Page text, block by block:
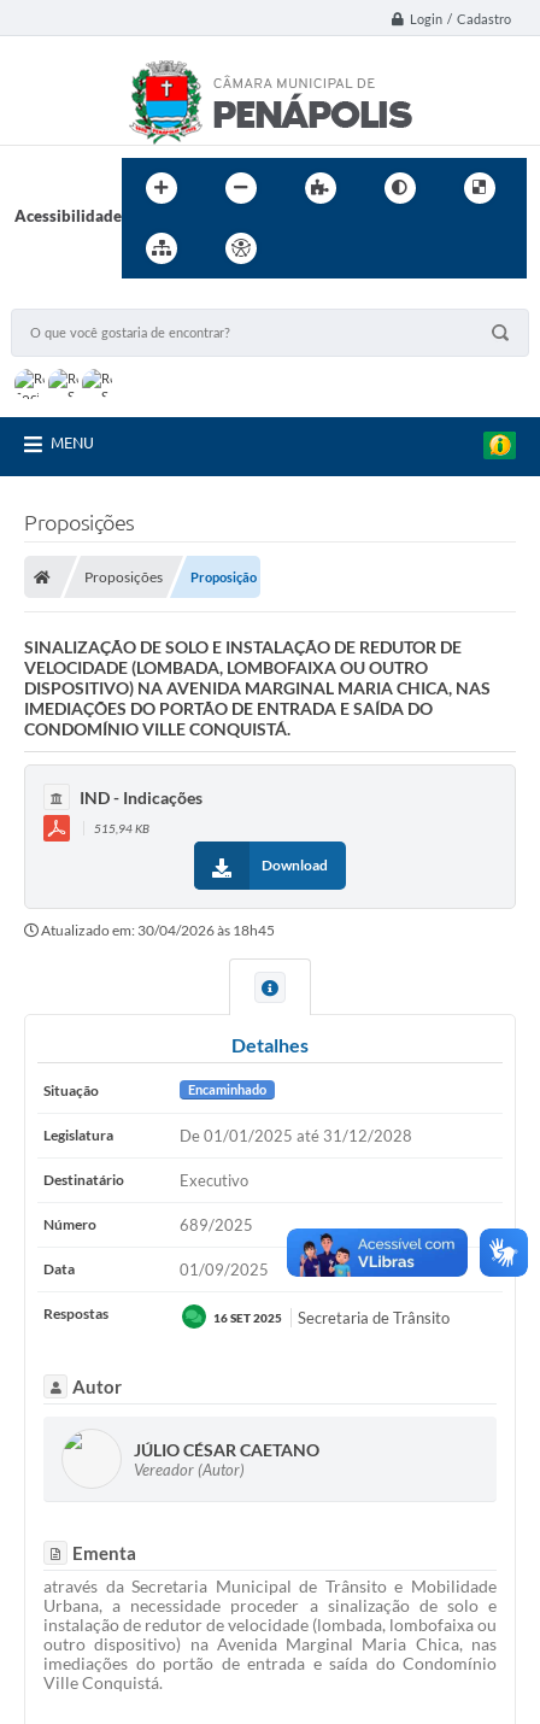
Login / Cadastro
Acessibilidade
MENU
Proposições
Proposições Proposição
SINALIZAÇÃO DE SOLO E INSTALAÇÃO DE REDUTOR DE
VELOCIDADE (LOMBADA, LOMBOFAIXA OU OUTRO
DISPOSITIVO) NA AVENIDA MARGINAL MARIA CHICA, NAS
IMEDIAÇÕES DO PORTÃO DE ENTRADA E SAÍDA DO
CONDOMÍNIO VILLE CONQUISTÁ.
IND - Indicações
515,94 KB
Download
Atualizado em: 30/04/2026 às 18h45
Detalhes
Situação Encaminhado
Legislatura De 01/01/2025 até 31/12/2028
Destinatário Executivo
Número 689/2025
Data 01/09/2025
Respostas 16 SET 2025 Secretaria de Trânsito
Autor
JÚLIO CÉSAR CAETANO
Vereador (Autor)
Ementa
através da Secretaria Municipal de Trânsito e Mobilidade
Urbana, a necessidade proceder a sinalização de solo e
instalação de redutor de velocidade (lombada, lombofaixa ou
outro dispositivo) na Avenida Marginal Maria Chica, nas
imediações do portão de entrada e saída do Condomínio
Ville Conquistá.